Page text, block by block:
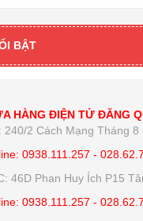
BẬT
HÀNG ĐIỆN TỬ ĐĂNG
240/2 Cách Mạng Tháng 8
0938.111.257 -
46D Phan Huy Ích P15
0938.111.257 -